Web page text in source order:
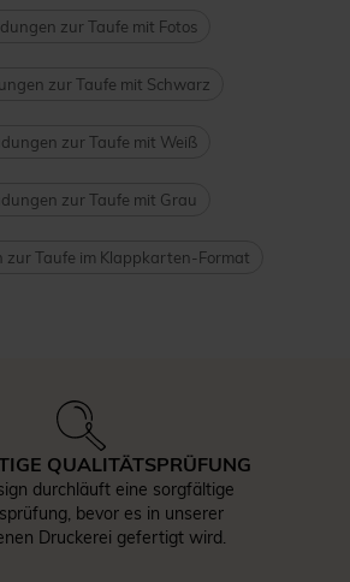
zur Taufe mit Fotos
zur Taufe mit Schwarz
zur Taufe mit Weiß
zur Taufe mit Grau
zur Taufe im Klappkarten-Format
QUALITÄTSPRÜFUNG
durchläuft eine sorgfältige
bevor es in unserer
Druckerei gefertigt wird.